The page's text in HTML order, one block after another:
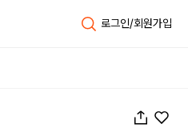
로그인/회원가입